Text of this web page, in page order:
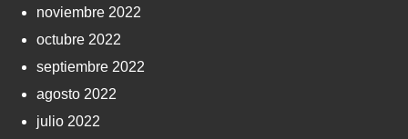
noviembre 2022
octubre 2022
septiembre 2022
agosto 2022
julio 2022